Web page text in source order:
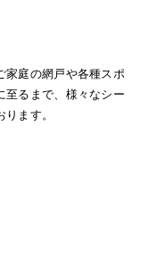
家庭の網戸や各種スポ
至るまで、様々なシー
ます。